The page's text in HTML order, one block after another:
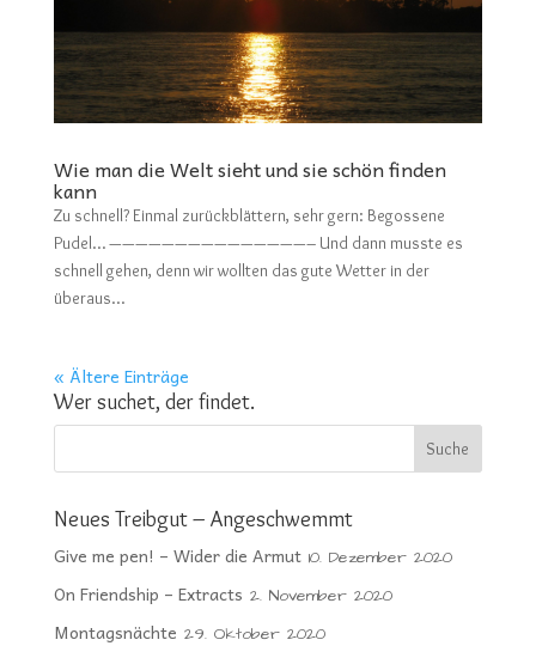
Wie man die Welt sieht und sie schön finden
kann
Zu schnell? Einmal zurückblättern, sehr gern: Begossene
Pudel… ———————————————– Und dann musste es
schnell gehen, denn wir wollten das gute Wetter in der
überaus...
« Ältere Einträge
Wer suchet, der findet.
Neues Treibgut – Angeschwemmt
Give me pen! – Wider die Armut 10. Dezember 2020
On Friendship – Extracts 2. November 2020
Montagsnächte 29. Oktober 2020